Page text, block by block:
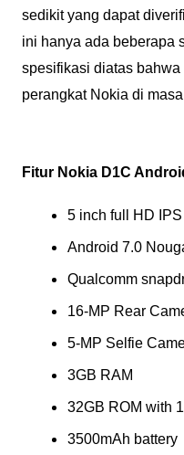
sedikit yang dapat
ini hanya ada beberapa
spesifikasi diatas
perangkat Nokia di
Fitur Nokia D1C
5 inch full HD
Android 7.0
Qualcomm
16-MP Rear
5-MP Selfie
3GB RAM
32GB ROM with
3500mAh battery